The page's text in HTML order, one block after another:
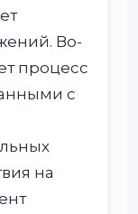
Во-
процесс
с
на